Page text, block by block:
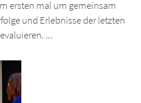
ersten mal um gemeinsam
und Erlebnisse der letzten
...